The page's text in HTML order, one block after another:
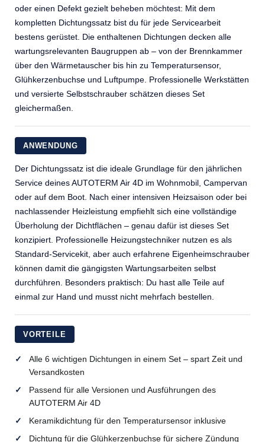
oder einen Defekt gezielt beheben möchtest: Mit dem
kompletten Dichtungssatz bist du für jede Servicearbeit
bestens gerüstet. Die enthaltenen Dichtungen decken alle
wartungsrelevanten Baugruppen ab – von der Brennkammer
über den Wärmetauscher bis hin zu Temperatursensor,
Glühkerzenbuchse und Luftpumpe. Professionelle Werkstätten
und versierte Selbstschrauber schätzen dieses Set
gleichermaßen.
ANWENDUNG
Der Dichtungssatz ist die ideale Grundlage für den jährlichen
Service deines AUTOTERM Air 4D im Wohnmobil, Campervan
oder auf dem Boot. Nach einer intensiven Heizsaison oder bei
nachlassender Heizleistung empfiehlt sich eine vollständige
Überholung der Dichtflächen – genau dafür ist dieses Set
konzipiert. Professionelle Heizungstechniker nutzen es als
Standard-Servicekit, aber auch erfahrene Eigenheimschrauber
können damit die gängigsten Wartungsarbeiten selbst
durchführen. Besonders praktisch: Du hast alle Teile auf
einmal zur Hand und musst nicht mehrfach bestellen.
VORTEILE
Alle 6 wichtigen Dichtungen in einem Set – spart Zeit und
Versandkosten
Passend für alle Versionen und Ausführungen des
AUTOTERM Air 4D
Keramikdichtung für den Temperatursensor inklusive
Dichtung für die Glühkerzenbuchse für sichere Zündung